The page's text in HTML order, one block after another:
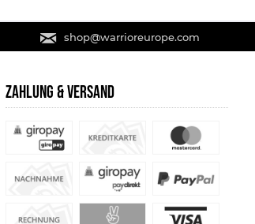
shop@warrioreurope.com
ZAHLUNG & VERSAND